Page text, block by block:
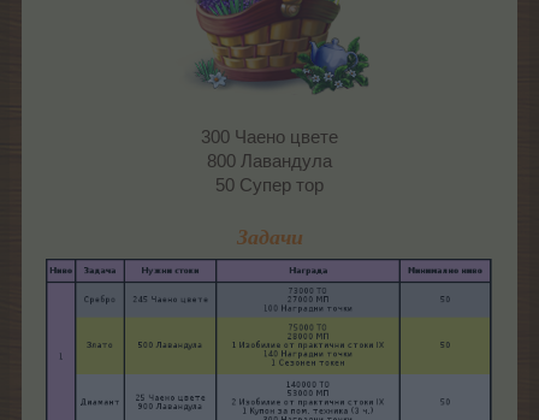
300 Чаено цвете
800 Лавандула
50 Супер тор
Задачи